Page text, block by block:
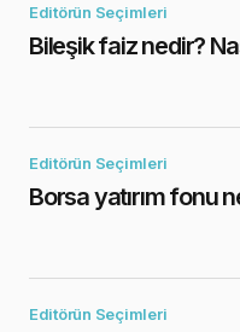
Editörün Seçimleri
Bileşik faiz nedir?
Editörün Seçimleri
Borsa yatırım fonu
Editörün Seçimleri